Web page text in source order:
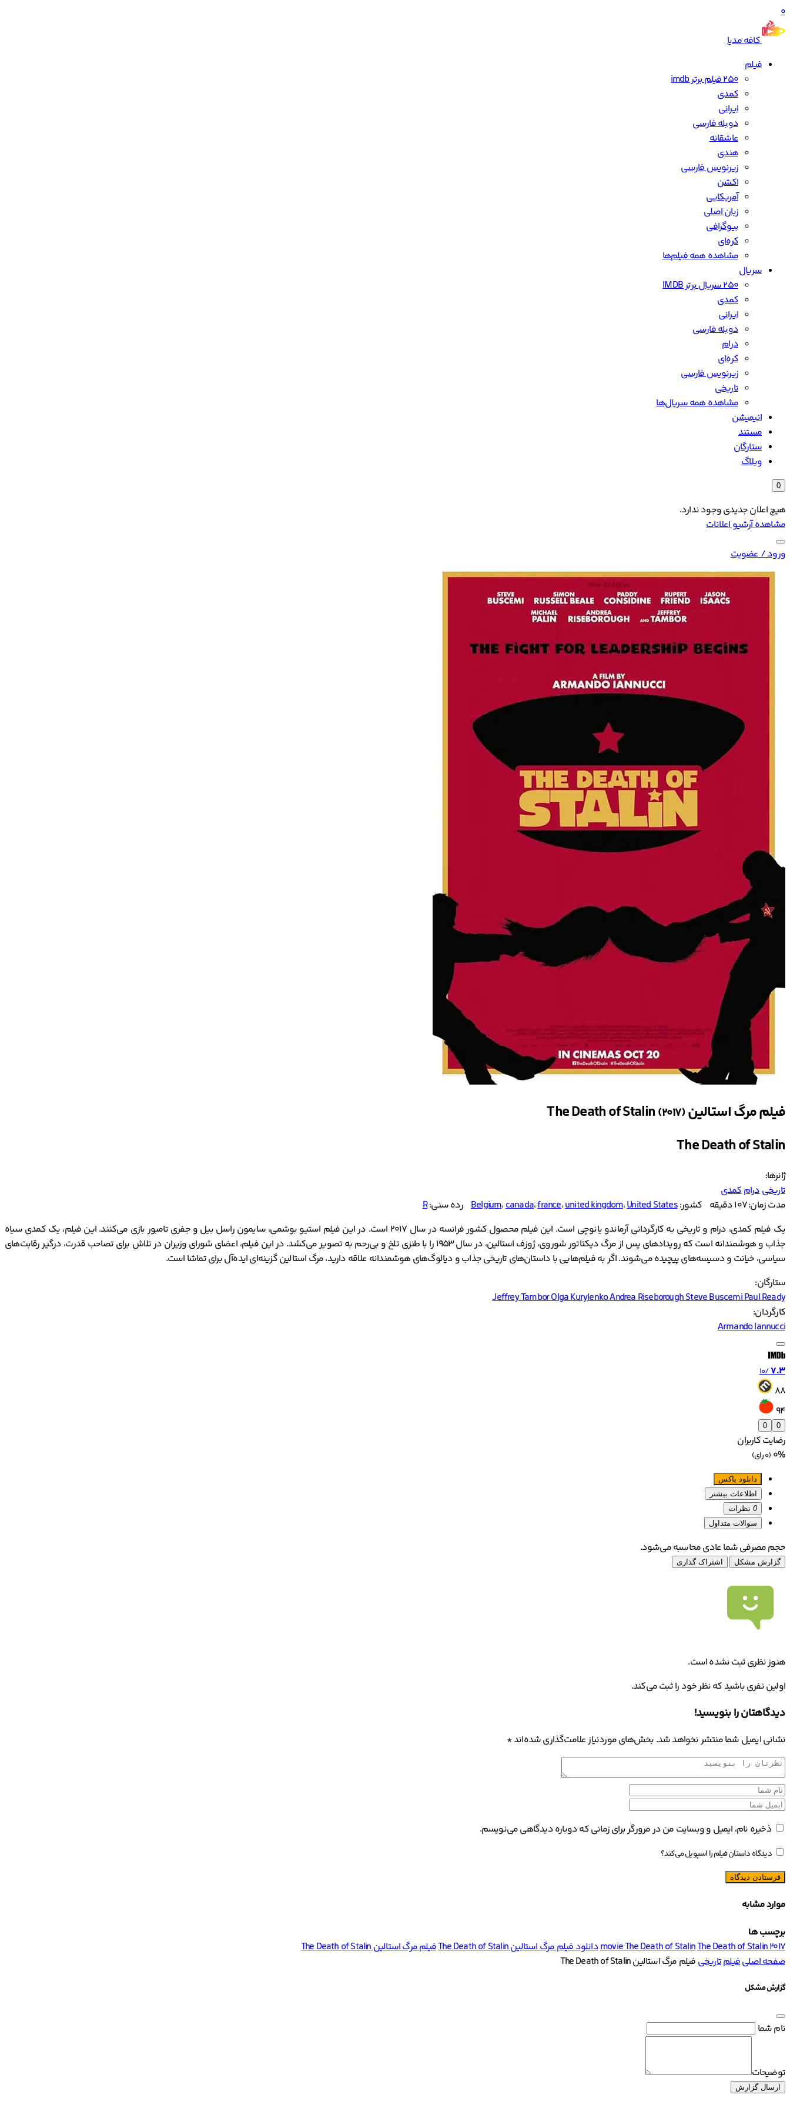
0
کافه مدیا
فیلم
250 فیلم برتر imdb
کمدی
ایرانی
دوبله فارسی
عاشقانه
هندی
زیرنویس فارسی
اکشن
آمریکایی
زبان اصلی
بیوگرافی
کره‌ای
مشاهده همه فیلم‌ها
سریال
۲۵۰ سریال برتر IMDB
کمدی
ایرانی
دوبله فارسی
درام
کره‌ای
زیرنویس فارسی
تاریخی
مشاهده همه سریال‌ها
انیمیشن
مستند
ستارگان
وبلاگ
0
هیچ اعلان جدیدی وجود ندارد.
مشاهده آرشیو اعلانات
ورود / عضویت
فیلم مرگ استالین The Death of Stalin(2017)
The Death of Stalin
ژانرها:
تاریخیدرامکمدی
مدت زمان: 107 دقیقه
کشور: Belgium،canada،france،united kingdom،United States رده سنی:R
یک فیلم کمدی، درام و تاریخی به کارگردانی آرماندو یانوچی است. این فیلم محصول کشور فرانسه در سال 2017 است. در این فیلم استیو بوشمی، سایمون راسل بیل و جفری تامبور بازی می‌کنند. این فیلم، یک کمدی سیاه
جذاب و هوشمندانه است که رویدادهای پس از مرگ دیکتاتور شوروی، ژوزف استالین، در سال 1953 را با طنزی تلخ و بی‌رحم به تصویر می‌کشد. در این فیلم، اعضای شورای وزیران در تلاش برای تصاحب قدرت، درگیر رقابت‌های
سیاسی، خیانت و دسیسه‌های پیچیده می‌شوند. اگر به فیلم‌هایی با داستان‌های تاریخی جذاب و دیالوگ‌های هوشمندانه علاقه دارید، مرگ استالین گزینه‌ای ایده‌آل برای تماشا است.
ستارگان:
Jeffrey TamborOlga KurylenkoAndrea RiseboroughSteve BuscemiPaul Ready
کارگردان:
Armando Iannucci
7.3
/10
88
94
0
0
رضایت کاربران
0% (0 رای)
دانلود باکس
اطلاعات بیشتر
0 نظرات
سوالات متداول
حجم مصرفی شما عادی محاسبه می‌شود.
گزارش مشکل اشتراک گذاری
هنوز نظری ثبت نشده است.
اولین نفری باشید که نظر خود را ثبت می‌کند.
دیدگاهتان را بنویسید!
نشانی ایمیل شما منتشر نخواهد شد. بخش‌های موردنیاز علامت‌گذاری شده‌اند*
ذخیره نام، ایمیل و وبسایت من در مرورگر برای زمانی که دوباره دیدگاهی می‌نویسم.
دیدگاه داستان فیلم را اسپویل می‌کند؟
موارد مشابه
برچسب ها
movie The Death of StalinThe Death of Stalin 2017 دانلود فیلم مرگ استالین The Death of Stalin
فیلم مرگ استالین The Death of Stalin
صفحه اصلیفیلمتاریخی فیلم مرگ استالین The Death of Stalin
گزارش مشکل
نام شما
توضیحات
ارسال گزارش